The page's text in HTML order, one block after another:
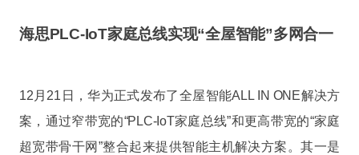
海思PLC-IoT家庭总线实现“全屋智能”多网合一
12月21日，华为正式发布了全屋智能ALL IN ONE解决方
案，通过窄带宽的“PLC-IoT家庭总线”和更高带宽的“家庭
超宽带骨干网”整合起来提供智能主机解决方案。其一是